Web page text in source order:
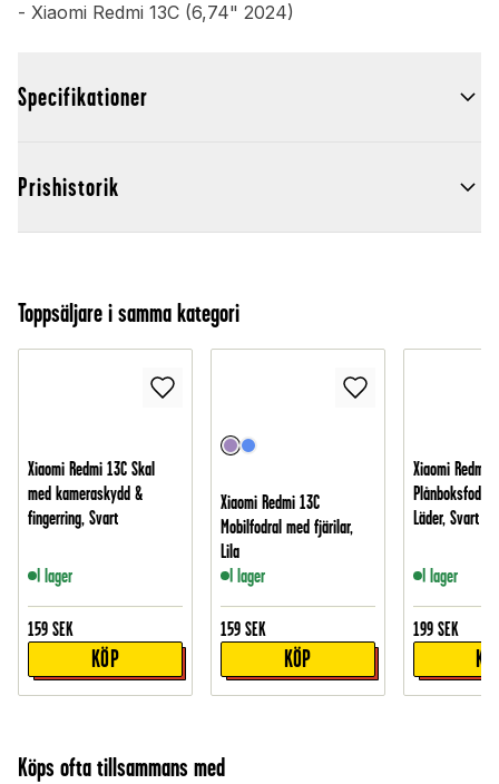
- Xiaomi Redmi 13C (6,74" 2024)
Specifikationer
Prishistorik
Toppsäljare i samma kategori
Xiaomi Redmi 13C Skal
med kameraskydd &
fingerring, Svart
I lager
159 SEK
KÖP
Xiaomi Redmi 13C
Mobilfodral med fjärilar,
Lila
I lager
159 SEK
KÖP
Xiaomi Redmi
Läder, Svart
I lager
199 SEK
Köps ofta tillsammans med